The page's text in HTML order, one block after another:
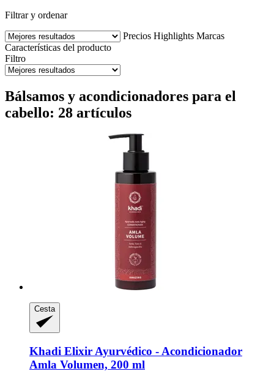
Filtrar y ordenar
Precios Highlights Marcas
Características del producto
Filtro
Bálsamos y acondicionadores para el
cabello: 28 artículos
Cesta
Khadi Elixir Ayurvédico -​ Acondicionador
Amla Volumen, 200 ml